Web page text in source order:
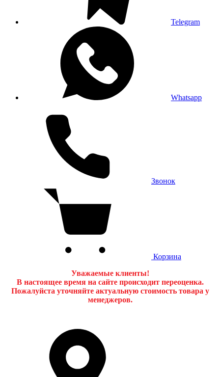
Telegram
Whatsapp
Звонок
Корзина
Уважаемые клиенты!
В настоящее время на сайте происходит переоценка.
Пожалуйста уточняйте актуальную стоимость товара у
менеджеров.